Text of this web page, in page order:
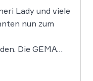
Lady und viele
nun zum
Die GEMA
Dem